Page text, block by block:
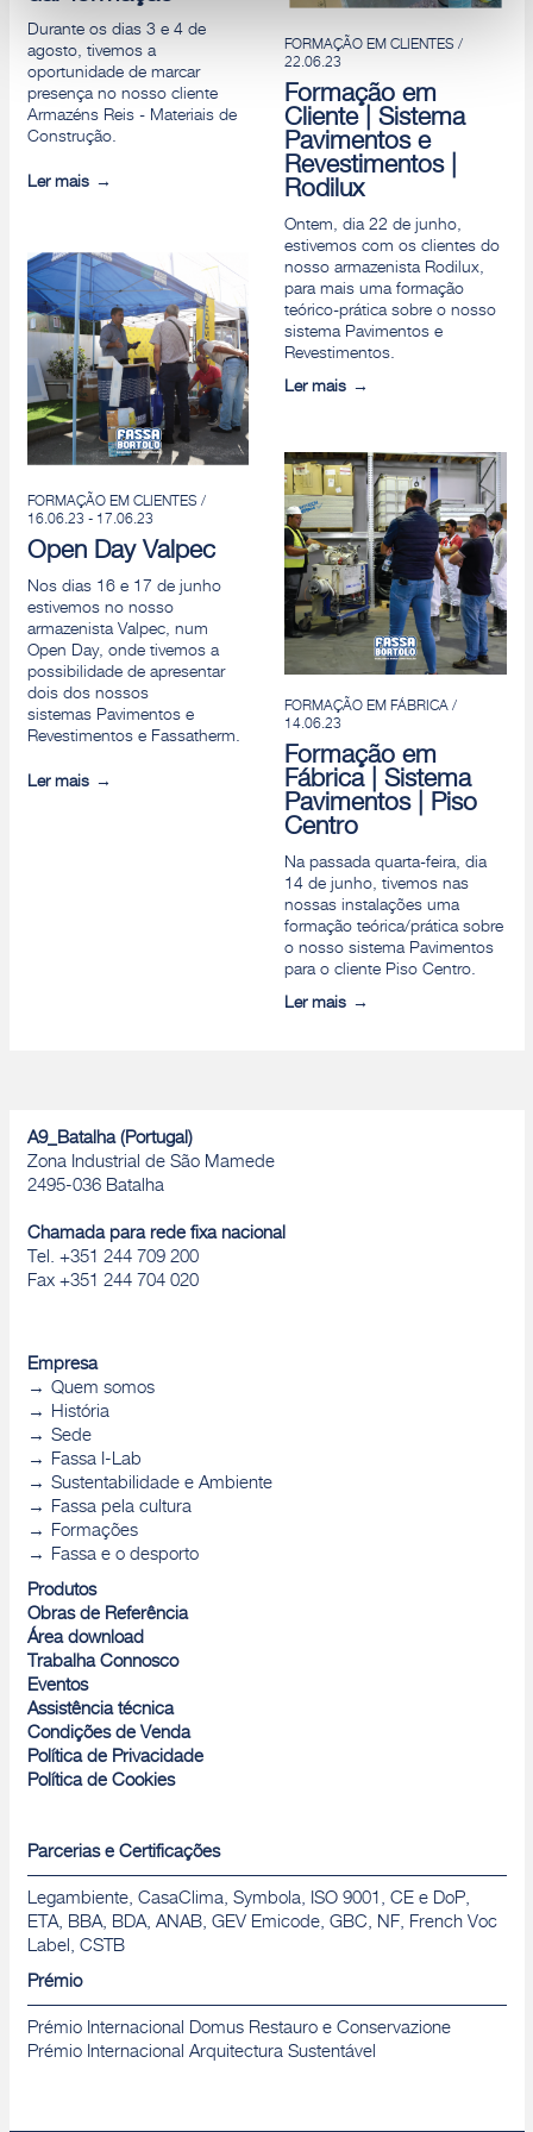
Rejeitar
Durante os dias 3 e 4 de
agosto, tivemos a
oportunidade de marcar
presença no nosso cliente
Armazéns Reis - Materiais de
Construção.
Ler mais
FORMAÇÃO EM CLIENTES /
22.06.23
Formação em
Cliente | Sistema
Pavimentos e
Revestimentos |
Rodilux
Ontem, dia 22 de junho,
estivemos com os clientes do
nosso armazenista Rodilux,
para mais uma formação
teórico-prática sobre o nosso
sistema Pavimentos e
Revestimentos.
Ler mais
FORMAÇÃO EM CLIENTES /
16.06.23 - 17.06.23
Open Day Valpec
Nos dias 16 e 17 de junho
estivemos no nosso
armazenista Valpec, num
Open Day, onde tivemos a
possibilidade de apresentar
dois dos nossos
sistemas Pavimentos e
Revestimentos e Fassatherm.
Ler mais
FORMAÇÃO EM FÁBRICA /
14.06.23
Formação em
Fábrica | Sistema
Pavimentos | Piso
Centro
Na passada quarta-feira, dia
14 de junho, tivemos nas
nossas instalações uma
formação teórica/prática sobre
o nosso sistema Pavimentos
para o cliente Piso Centro.
Ler mais
A9_Batalha (Portugal)
Zona Industrial de São Mamede
2495-036 Batalha
Chamada para rede fixa nacional
Tel. +351 244 709 200
Fax +351 244 704 020
Empresa
Quem somos
História
Sede
Fassa I-Lab
Sustentabilidade e Ambiente
Fassa pela cultura
Formações
Fassa e o desporto
Produtos
Obras de Referência
Área download
Trabalha Connosco
Eventos
Assistência técnica
Condições de Venda
Política de Privacidade
Política de Cookies
Parcerias e Certificações
Legambiente, CasaClima, Symbola, ISO 9001, CE e DoP,
ETA, BBA, BDA, ANAB, GEV Emicode, GBC, NF, French Voc
Label, CSTB
Prémio
Prémio Internacional Domus Restauro e Conservazione
Prémio Internacional Arquitectura Sustentável